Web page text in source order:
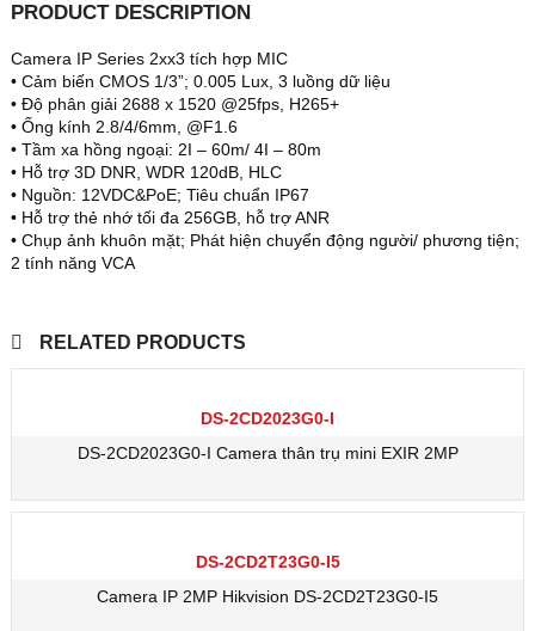
PRODUCT DESCRIPTION
Camera IP Series 2xx3 tích hợp MIC
• Cảm biến CMOS 1/3”; 0.005 Lux, 3 luồng dữ liệu
• Độ phân giải 2688 x 1520 @25fps, H265+
• Ống kính 2.8/4/6mm, @F1.6
• Tầm xa hồng ngoại: 2I – 60m/ 4I – 80m
• Hỗ trợ 3D DNR, WDR 120dB, HLC
• Nguồn: 12VDC&PoE; Tiêu chuẩn IP67
• Hỗ trợ thẻ nhớ tối đa 256GB, hỗ trợ ANR
• Chụp ảnh khuôn mặt; Phát hiện chuyển động người/ phương tiện;
2 tính năng VCA
RELATED PRODUCTS
DS-2CD2023G0-I
DS-2CD2023G0-I Camera thân trụ mini EXIR 2MP
DS-2CD2T23G0-I5
Camera IP 2MP Hikvision DS-2CD2T23G0-I5